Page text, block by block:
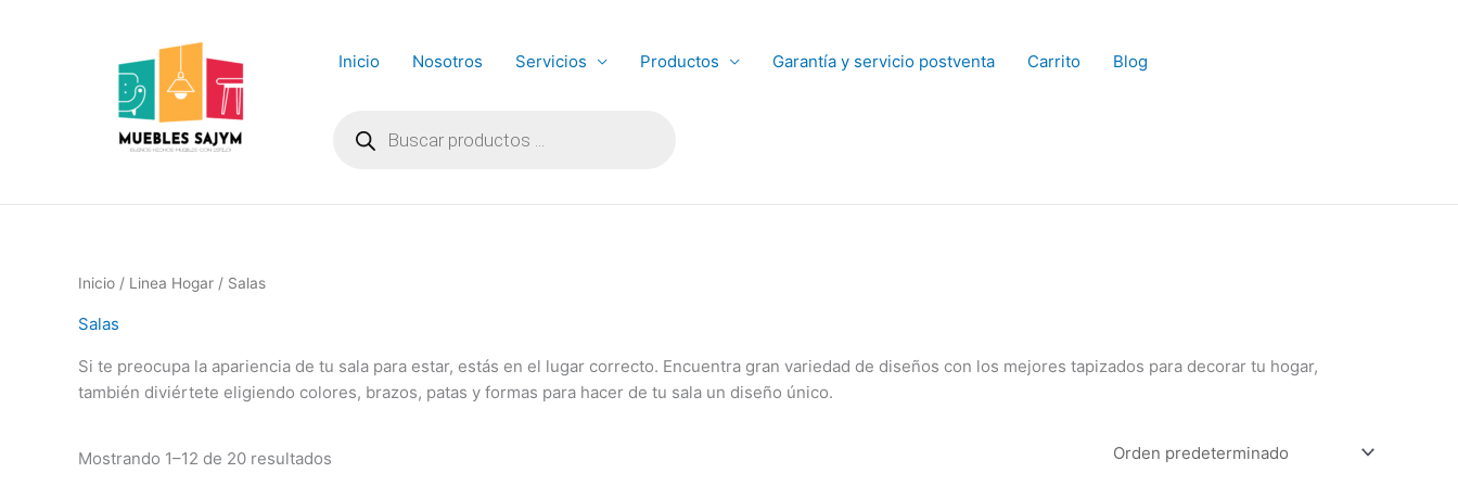
Inicio Nosotros Servicios Productos Garantía y servicio postventa Carrito Blog
productos
Inicio / Linea Hogar / Salas
Salas
Si te preocupa la apariencia de tu sala para estar, estás en el lugar correcto. Encuentra gran variedad de diseños con los mejores tapizados para decorar tu hogar,
también diviértete eligiendo colores, brazos, patas y formas para hacer de tu sala un diseño único.
Mostrando 1–12 de 20 resultados